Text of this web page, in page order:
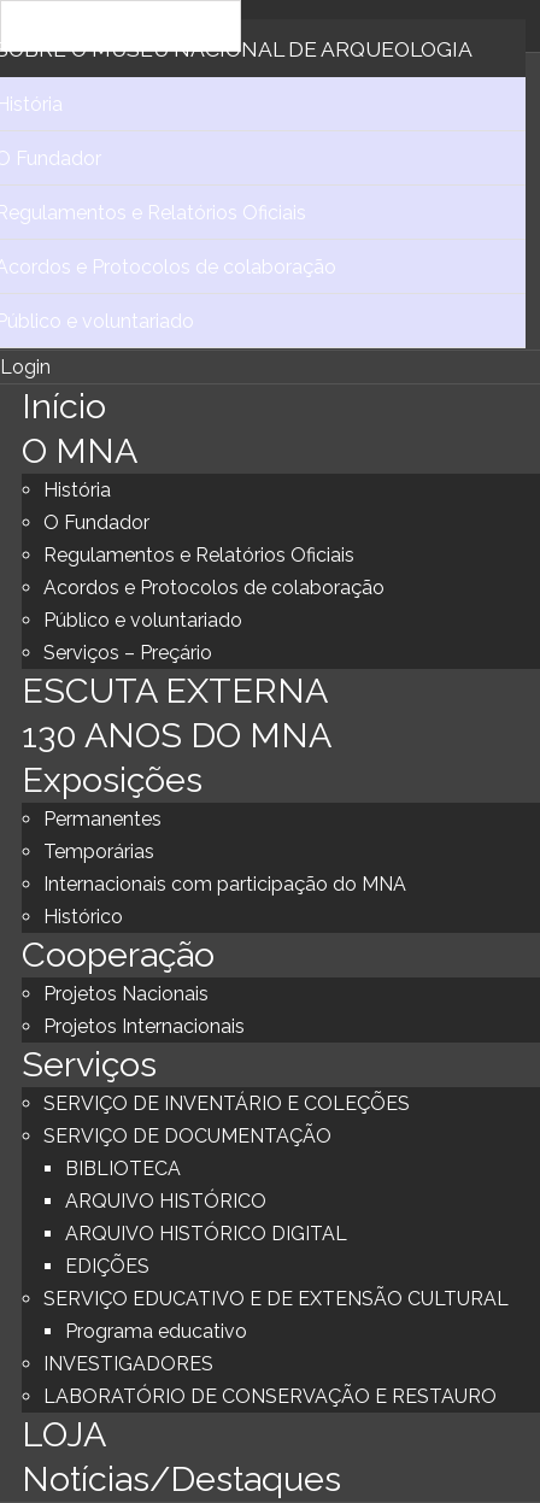
O MUSEU NACIONAL DE ARQUEOLOGIA
Fundador
e Relatórios Oficiais
e Protocolos de colaboração
e voluntariado
Login
Início
O MNA
História
O Fundador
Regulamentos e Relatórios Oficiais
Acordos e Protocolos de colaboração
Público e voluntariado
Serviços – Preçário
ESCUTA EXTERNA
130 ANOS DO MNA
Exposições
Permanentes
Temporárias
Internacionais com participação do MNA
Histórico
Cooperação
Projetos Nacionais
Projetos Internacionais
Serviços
SERVIÇO DE INVENTÁRIO E COLEÇÕES
SERVIÇO DE DOCUMENTAÇÃO
BIBLIOTECA
ARQUIVO HISTÓRICO
ARQUIVO HISTÓRICO DIGITAL
EDIÇÕES
SERVIÇO EDUCATIVO E DE EXTENSÃO CULTURAL
Programa educativo
INVESTIGADORES
LABORATÓRIO DE CONSERVAÇÃO E RESTAURO
LOJA
Notícias/Destaques